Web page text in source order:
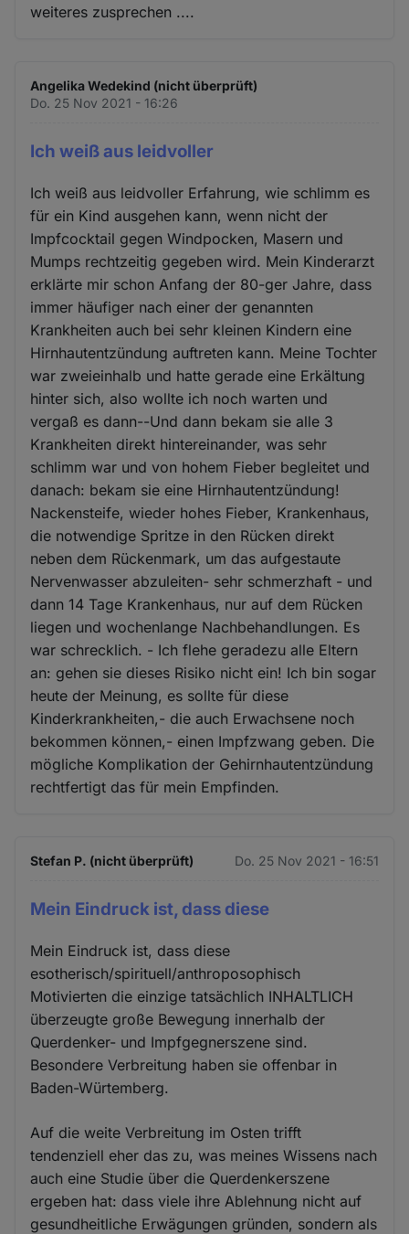
weiteres zusprechen ....
Angelika Wedekind (nicht überprüft)
Do. 25 Nov 2021 - 16:26
Ich weiß aus leidvoller
Ich weiß aus leidvoller Erfahrung, wie schlimm es
für ein Kind ausgehen kann, wenn nicht der
Impfcocktail gegen Windpocken, Masern und
Mumps rechtzeitig gegeben wird. Mein Kinderarzt
erklärte mir schon Anfang der 80-ger Jahre, dass
immer häufiger nach einer der genannten
Krankheiten auch bei sehr kleinen Kindern eine
Hirnhautentzündung auftreten kann. Meine Tochter
war zweieinhalb und hatte gerade eine Erkältung
hinter sich, also wollte ich noch warten und
vergaß es dann--Und dann bekam sie alle 3
Krankheiten direkt hintereinander, was sehr
schlimm war und von hohem Fieber begleitet und
danach: bekam sie eine Hirnhautentzündung!
Nackensteife, wieder hohes Fieber, Krankenhaus,
die notwendige Spritze in den Rücken direkt
neben dem Rückenmark, um das aufgestaute
Nervenwasser abzuleiten- sehr schmerzhaft - und
dann 14 Tage Krankenhaus, nur auf dem Rücken
liegen und wochenlange Nachbehandlungen. Es
war schrecklich. - Ich flehe geradezu alle Eltern
an: gehen sie dieses Risiko nicht ein! Ich bin sogar
heute der Meinung, es sollte für diese
Kinderkrankheiten,- die auch Erwachsene noch
bekommen können,- einen Impfzwang geben. Die
mögliche Komplikation der Gehirnhautentzündung
rechtfertigt das für mein Empfinden.
Stefan P. (nicht überprüft) Do. 25 Nov 2021 - 16:51
Mein Eindruck ist, dass diese
Mein Eindruck ist, dass diese
esotherisch/spirituell/anthroposophisch
Motivierten die einzige tatsächlich INHALTLICH
überzeugte große Bewegung innerhalb der
Querdenker- und Impfgegnerszene sind.
Besondere Verbreitung haben sie offenbar in
Baden-Würtemberg.
Auf die weite Verbreitung im Osten trifft
tendenziell eher das zu, was meines Wissens nach
auch eine Studie über die Querdenkerszene
ergeben hat: dass viele ihre Ablehnung nicht auf
gesundheitliche Erwägungen gründen, sondern als